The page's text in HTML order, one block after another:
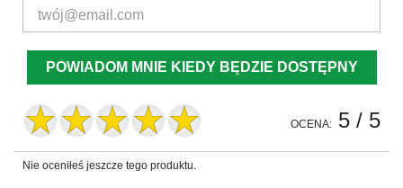
POWIADOM MNIE KIEDY BĘDZIE DOSTĘPNY
OCENA: 5 / 5
Nie oceniłeś jeszcze tego produktu.